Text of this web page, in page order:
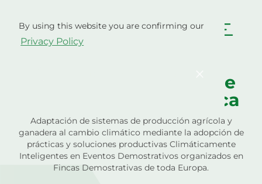
By using this website you are confirming our
Privacy Policy
contenido
Español
Nederlands
Suomi Français
Deutsch Ελληνικά
Italiano
Bienvenido a fincas de
demostración climática
Adaptación de sistemas de producción agrícola y
ganadera al cambio climático mediante la adopción de
prácticas y soluciones productivas Climáticamente
Inteligentes en Eventos Demostrativos organizados en
Fincas Demostrativas de toda Europa.